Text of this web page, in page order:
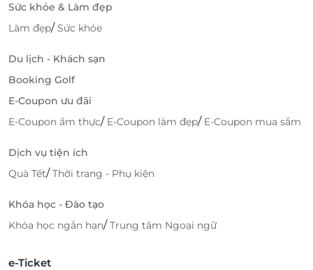
Sức khỏe & Làm đẹp
Làm đẹp/Sức khỏe
Du lịch - Khách sạn
Booking Golf
E-Coupon ưu đãi
E-Coupon ẩm thực/ E-Coupon làm đẹp/ E-Coupon mua sắm
Dịch vụ tiện ích
Quà Tết/Thời trang - Phụ kiện
Khóa học - Đào tạo
Khóa học ngắn hạn/Trung tâm Ngoại ngữ
e-Ticket